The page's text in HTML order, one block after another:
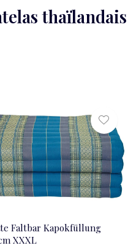
Faltbar Kapokfüllung
XXXL